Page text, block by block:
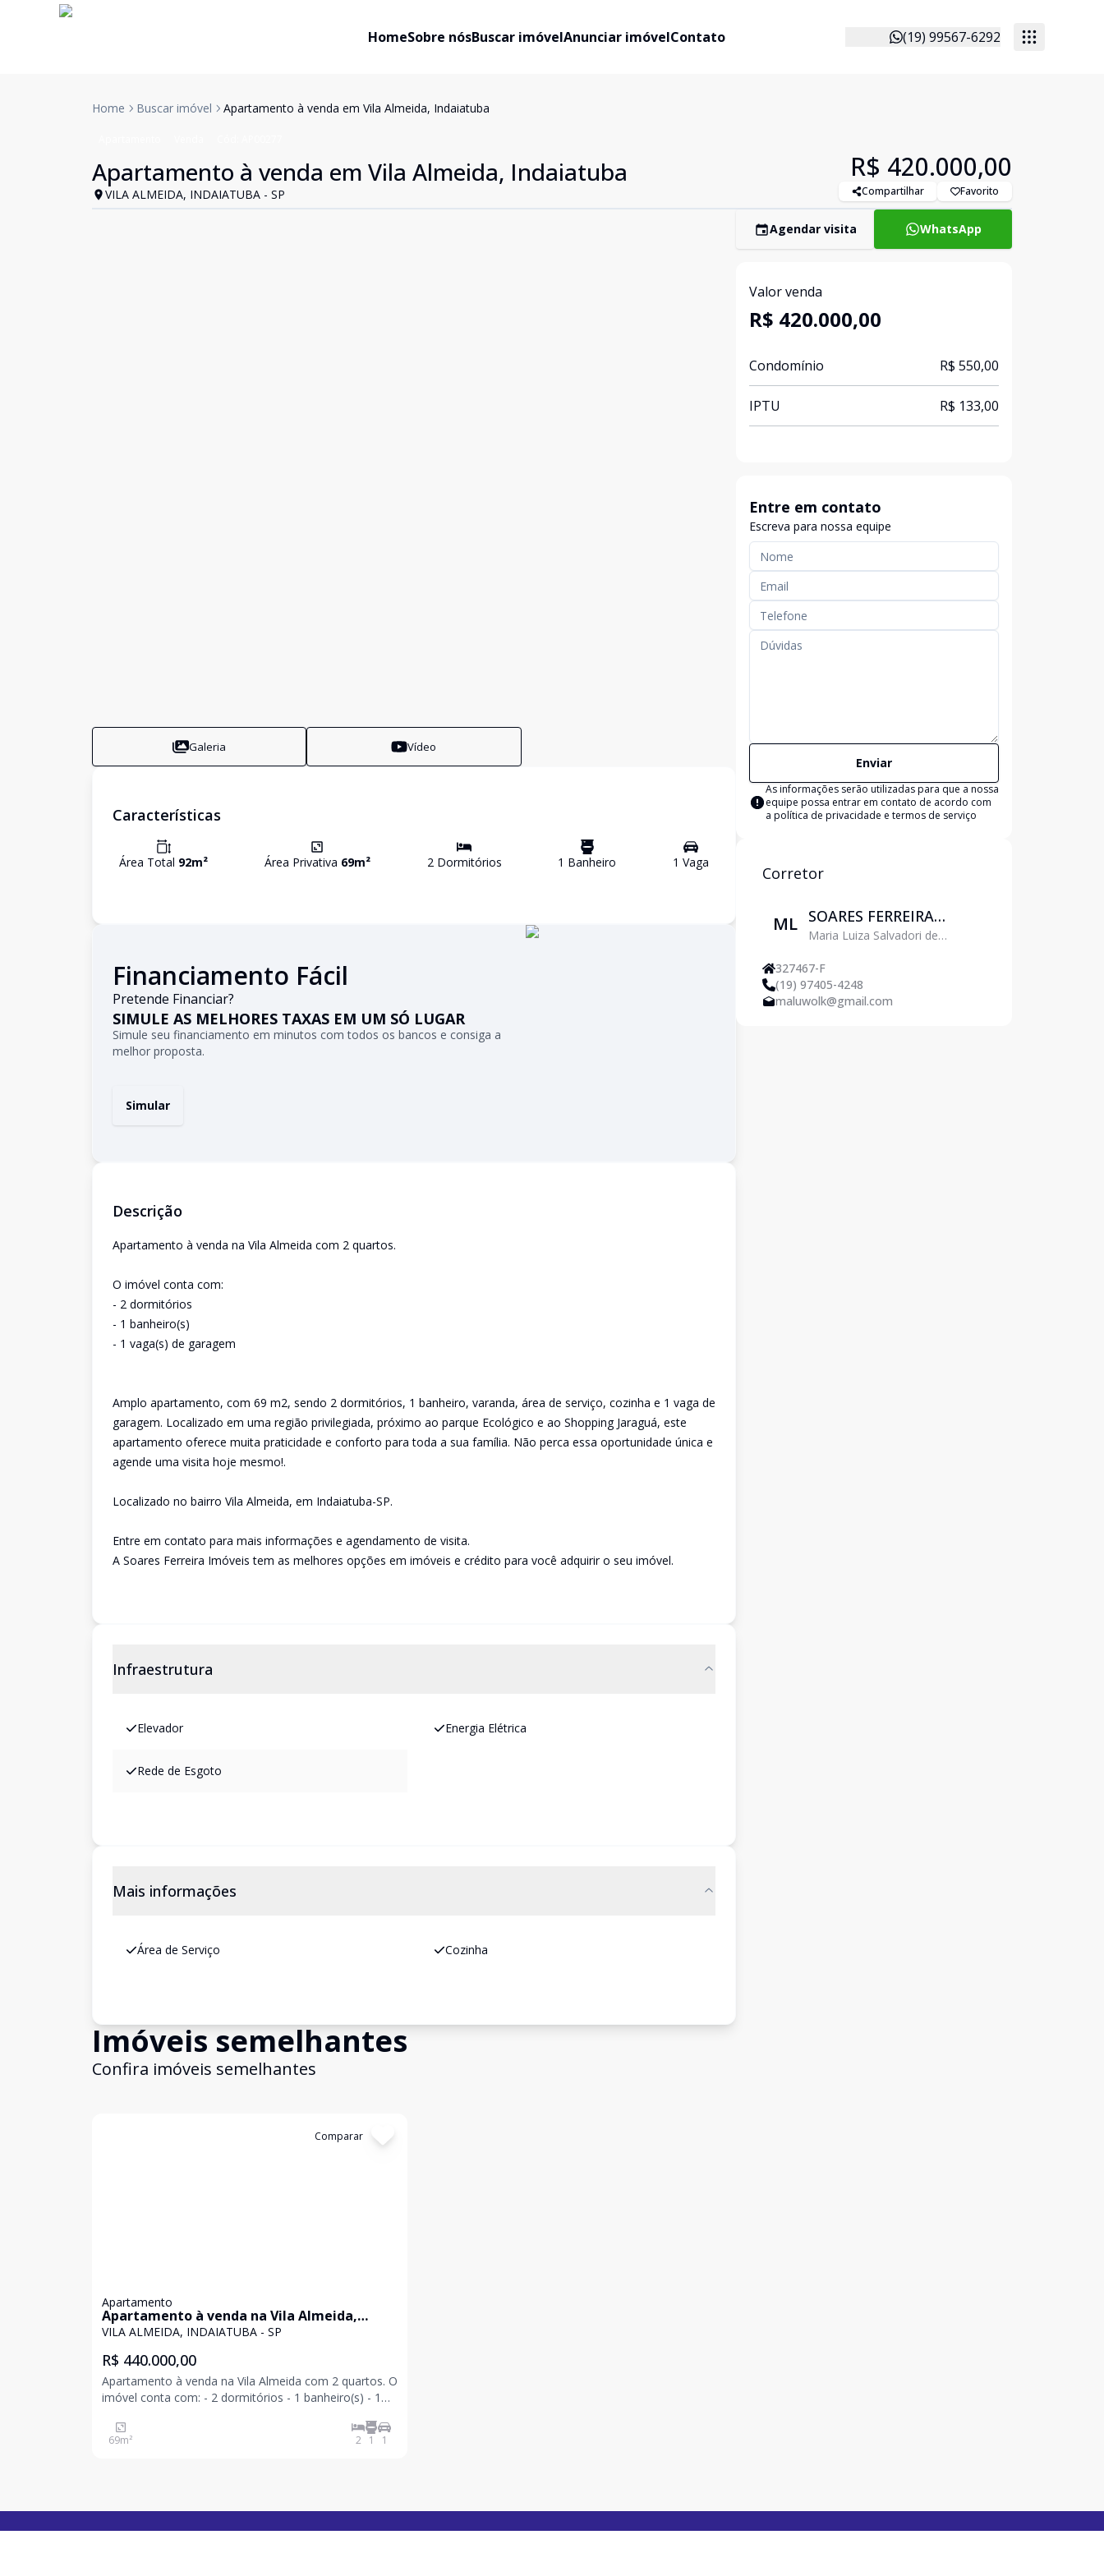
HomeSobre nósBuscar imóvelAnunciar imóvelContato (19) 99567-6292
Home Buscar imóvel Apartamento à venda em Vila Almeida, Indaiatuba
Apartamento à venda em Vila Almeida, Indaiatuba
VILA ALMEIDA, INDAIATUBA - SP
R$ 420.000,00
Compartilhar Favorito
Galeria Vídeo
Características
Área Total 92m² Área Privativa 69m² 2Dormitórios 1 Banheiro 1 Vaga
Financiamento Fácil
Pretende Financiar?
SIMULE AS MELHORES TAXAS EM UM SÓ LUGAR
Simule seu financiamento em minutos com todos os bancos e consiga a
melhor proposta.
Simular
Descrição
Apartamento à venda na Vila Almeida com 2 quartos.
O imóvel conta com:
- 2 dormitórios
- 1 banheiro(s)
- 1 vaga(s) de garagem
Amplo apartamento, com 69 m2, sendo 2 dormitórios, 1 banheiro, varanda, área de serviço, cozinha e 1 vaga de
garagem. Localizado em uma região privilegiada, próximo ao parque Ecológico e ao Shopping Jaraguá, este
apartamento oferece muita praticidade e conforto para toda a sua família. Não perca essa oportunidade única e
agende uma visita hoje mesmo!.
Localizado no bairro Vila Almeida, em Indaiatuba-SP.
Entre em contato para mais informações e agendamento de visita.
A Soares Ferreira Imóveis tem as melhores opções em imóveis e crédito para você adquirir o seu imóvel.
Infraestrutura
Elevador Energia Elétrica
Rede de Esgoto
Mais informações
Área de Serviço Cozinha
Imóveis semelhantes
Confira imóveis semelhantes
Comparar
Apartamento
Apartamento à venda na Vila Almeida,
Indaiatuba
VILA ALMEIDA, INDAIATUBA - SP
R$ 440.000,00
Apartamento à venda na Vila Almeida com 2 quartos. O
imóvel conta com: - 2 dormitórios - 1 banheiro(s) - 1
sendo 2 dormitórios, 1 banheiro, varanda, área de
serviço, cozinha e 1 vaga de garagem
69m² 2 1 1
Agendar visita WhatsApp
Valor venda
R$ 420.000,00
Condomínio R$ 550,00
IPTU R$ 133,00
Entre em contato
Escreva para nossa equipe
Enviar
As informações serão utilizadas para que a nossa
equipe possa entrar em contato de acordo com
a política de privacidade e termos de serviço
Corretor
ML SOARES FERREIRA
NEGOCIOS
IMOBILIARIOS LTDA
Maria Luiza Salvadori de
327467-F
(19) 97405-4248
maluwolk@gmail.com